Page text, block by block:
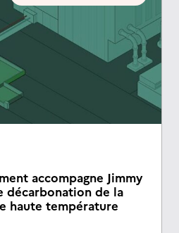
accompagne Jimmy
décarbonation de la
haute température